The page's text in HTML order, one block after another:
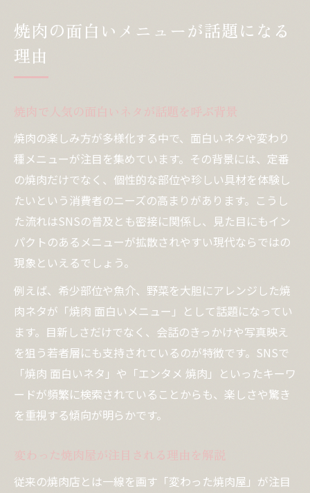
焼肉の面白いメニューが話題になる
理由
焼肉で人気の面白いネタが話題を呼ぶ背景
焼肉の楽しみ方が多様化する中で、面白いネタや変わり
種メニューが注目を集めています。その背景には、定番
の焼肉だけでなく、個性的な部位や珍しい具材を体験し
たいという消費者のニーズの高まりがあります。こうし
た流れはSNSの普及とも密接に関係し、見た目にもイン
パクトのあるメニューが拡散されやすい現代ならではの
現象といえるでしょう。
例えば、希少部位や魚介、野菜を大胆にアレンジした焼
肉ネタが「焼肉 面白いメニュー」として話題になってい
ます。目新しさだけでなく、会話のきっかけや写真映え
を狙う若者層にも支持されているのが特徴です。SNSで
「焼肉 面白いネタ」や「エンタメ 焼肉」といったキーワ
ードが頻繁に検索されていることからも、楽しさや驚き
を重視する傾向が明らかです。
変わった焼肉屋が注目される理由を解説
従来の焼肉店とは一線を画す「変わった焼肉屋」が注目